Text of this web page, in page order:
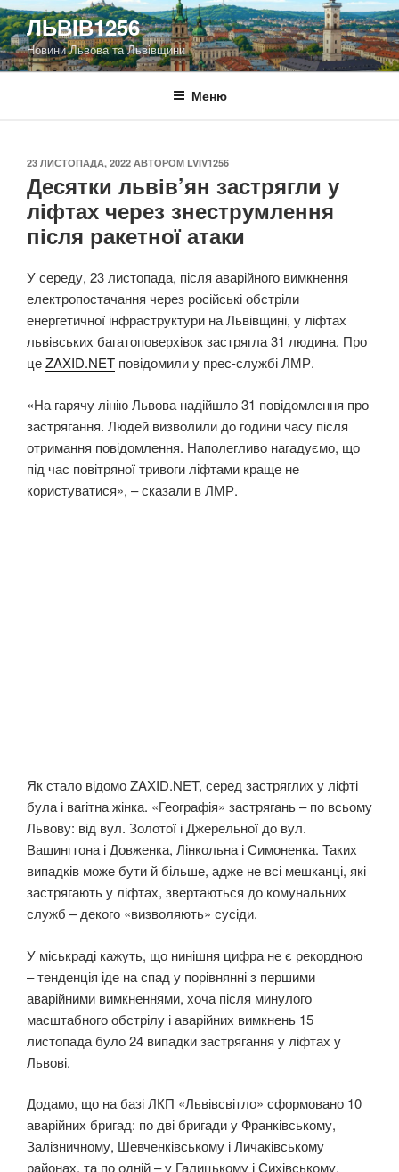
Перейти
до
вмісту
ЛЬВІВ1256
Новини Львова та Львівщини
Меню
ОПУБЛІКОВАНО
23 ЛИСТОПАДА, 2022 АВТОРОМ LVIV1256
Десятки львів’ян застрягли у
ліфтах через знеструмлення
після ракетної атаки
У середу, 23 листопада, після аварійного вимкнення
електропостачання через російські обстріли
енергетичної інфраструктури на Львівщині, у ліфтах
львівських багатоповерхівок застрягла 31 людина. Про
цеZAXID.NET повідомили у прес-службі ЛМР.
«На гарячу лінію Львова надійшло 31 повідомлення про
застрягання. Людей визволили до години часу після
отримання повідомлення. Наполегливо нагадуємо, що
під час повітряної тривоги ліфтами краще не
користуватися», – сказали в ЛМР.
Як стало відомо ZAXID.NET, серед застряглих у ліфті
була і вагітна жінка. «Географія» застрягань – по всьому
Львову: від вул. Золотої і Джерельної до вул.
Вашингтона і Довженка, Лінкольна і Симоненка. Таких
випадків може бути й більше, адже не всі мешканці, які
застрягають у ліфтах, звертаються до комунальних
служб – декого «визволяють» сусіди.
У міськраді кажуть, що нинішня цифра не є рекордною
– тенденція іде на спад у порівнянні з першими
аварійними вимкненнями, хоча після минулого
масштабного обстрілу і аварійних вимкнень 15
листопада було 24 випадки застрягання у ліфтах у
Львові.
Додамо, що на базі ЛКП «Львівсвітло» сформовано 10
аварійних бригад: по дві бригади у Франківському,
Залізничному, Шевченківському і Личаківському
районах, та по одній – у Галицькому і Сихівському.